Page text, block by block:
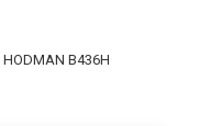
B436H